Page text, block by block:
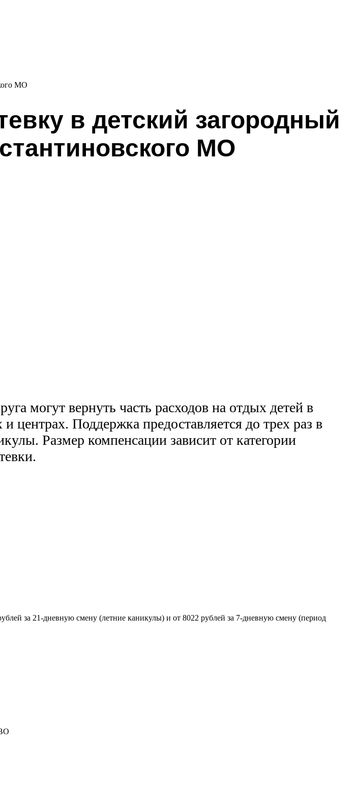
МО
в детский загородный
МО
могут вернуть часть расходов на отдых детей в
центрах. Поддержка предоставляется до трех раз в
Размер компенсации зависит от категории
за 21-дневную смену (летние каникулы) и от 8022 рублей за 7-дневную смену (период